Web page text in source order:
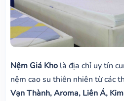
Nệm Giá Kho là địa chỉ uy tín
nệm cao su thiên nhiên từ các
Vạn Thành, Aroma, Liên Á,